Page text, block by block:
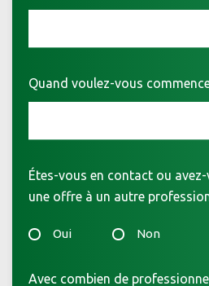
Quand voulez-vous
Étes-vous en contact ou
une offre à un autre
Oui Non
Avec combien de